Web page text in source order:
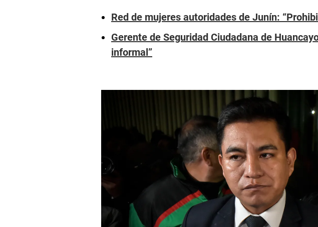
Red de mujeres autoridades de Junín:
Gerente de Seguridad Ciudadana de
informal”